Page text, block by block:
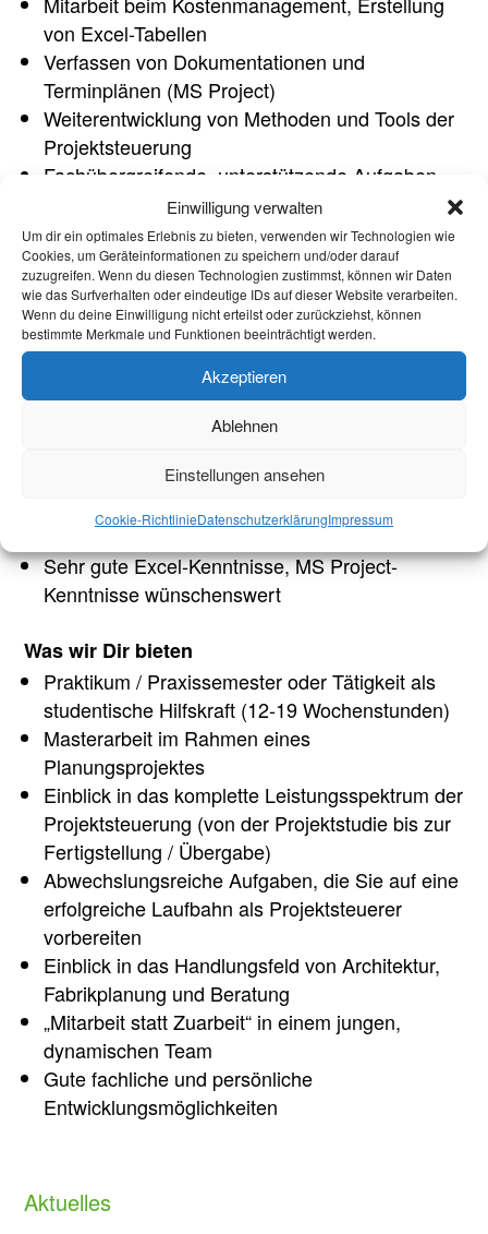
Einwilligung verwalten
Um dir ein optimales Erlebnis zu bieten, verwenden wir Technologien wie
Cookies, um Geräteinformationen zu speichern und/oder darauf
zuzugreifen. Wenn du diesen Technologien zustimmst, können wir Daten
wie das Surfverhalten oder eindeutige IDs auf dieser Website verarbeiten.
Wenn du deine Einwilligung nicht erteilst oder zurückziehst, können
bestimmte Merkmale und Funktionen beeinträchtigt werden.
Akzeptieren
Ablehnen
Einstellungen ansehen
Cookie-RichtlinieDatenschutzerklärungImpressum
von Excel-Tabellen
Verfassen von Dokumentationen und
Terminplänen (MS Project)
Weiterentwicklung von Methoden und Tools der
Projektsteuerung
Fachübergreifende, unterstützende Aufgaben
für die Bereiche Architektur, Fabrikplanung und
Beratung/Consulting
Was Du mitbringst
Erfolgreich abgeschlossenes Bachelor-Studium
(Bauingenieurwesen)
Sehr gute Leistungen im Studium
Praktische Erfahrungen parallel zum Studium
Strukturiertes Denken und Handeln
Offene Persönlichkeit mit guter
Kommunikations- und Teamfähigkeit
Sehr gute Excel-Kenntnisse, MS Project-
Kenntnisse wünschenswert
Was wir Dir bieten
Praktikum / Praxissemester oder Tätigkeit als
studentische Hilfskraft (12-19 Wochenstunden)
Masterarbeit im Rahmen eines
Planungsprojektes
Einblick in das komplette Leistungsspektrum der
Projektsteuerung (von der Projektstudie bis zur
Fertigstellung / Übergabe)
Abwechslungsreiche Aufgaben, die Sie auf eine
erfolgreiche Laufbahn als Projektsteuerer
vorbereiten
Einblick in das Handlungsfeld von Architektur,
Fabrikplanung und Beratung
„Mitarbeit statt Zuarbeit“ in einem jungen,
dynamischen Team
Gute fachliche und persönliche
Entwicklungsmöglichkeiten
Aktuelles